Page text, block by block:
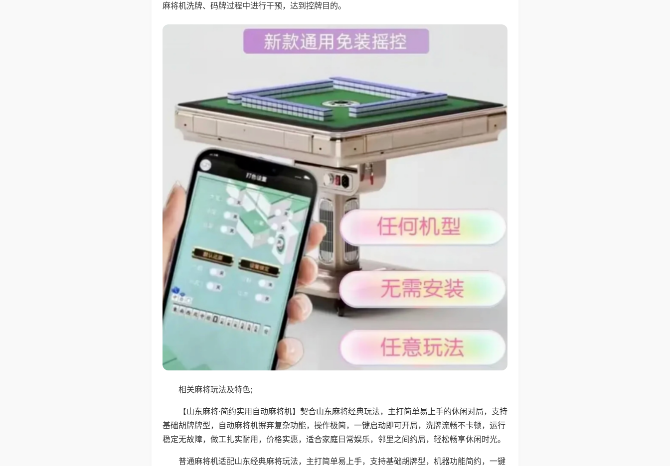
麻将机洗牌、码牌过程中进行干预，达到控牌目的。
相关麻将玩法及特色;
【山东麻将·简约实用自动麻将机】契合山东麻将经典玩法，主打简单易上手的休闲对局，支持
基础胡牌牌型，自动麻将机摒弃复杂功能，操作极简，一键启动即可开局，洗牌流畅不卡顿，运行
稳定无故障，做工扎实耐用，价格实惠，适合家庭日常娱乐，邻里之间约局，轻松畅享休闲时光。
普通麻将机适配山东经典麻将玩法，主打简单易上手，支持基础胡牌型，机器功能简约，一键